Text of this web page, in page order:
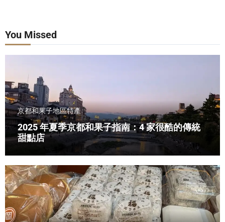
You Missed
京都和果子地區特產
2025 年夏季京都和果子指南：4 家很酷的傳統
甜點店